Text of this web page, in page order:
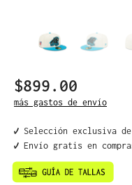
$899.00
más gastos de envío
✔️ Selección exclusiva
✔️ Envío gratis en